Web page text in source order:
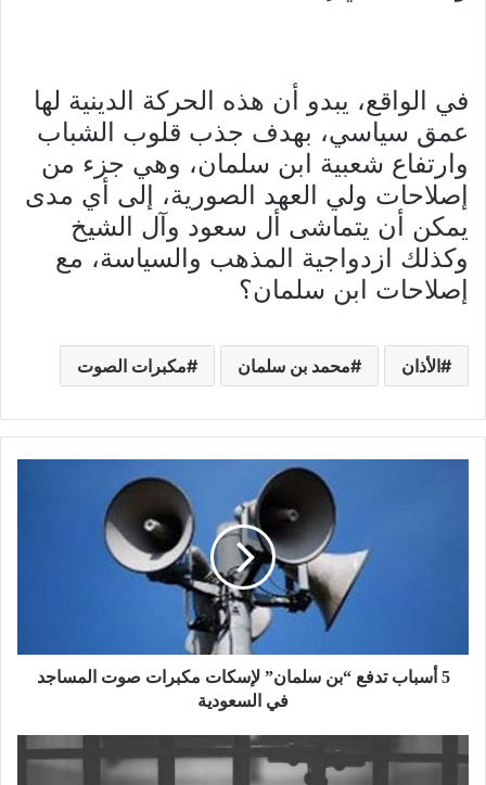
في الواقع، يبدو أن هذه الحركة الدينية لها
عمق سياسي، بهدف جذب قلوب الشباب
وارتفاع شعبية ابن سلمان، وهي جزء من
إصلاحات ولي العهد الصورية، إلى أي مدى
يمكن أن يتماشى أل سعود وآل الشيخ
وكذلك ازدواجية المذهب والسياسة، مع
إصلاحات ابن سلمان؟
الأذان محمد بن سلمان مكبرات الصوت
5 أسباب تدفع “بن سلمان” لإسكات مكبرات صوت المساجد
في السعودية